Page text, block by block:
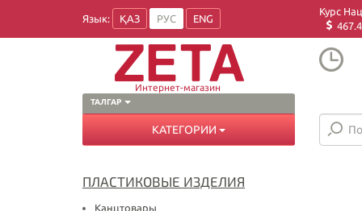
Язык: ҚАЗ РУС ENG
Курс
ТАЛГАР
Интернет-магазин
КАТЕГОРИИ
ПЛАСТИКОВЫЕ ИЗДЕЛИЯ
Канцтовары